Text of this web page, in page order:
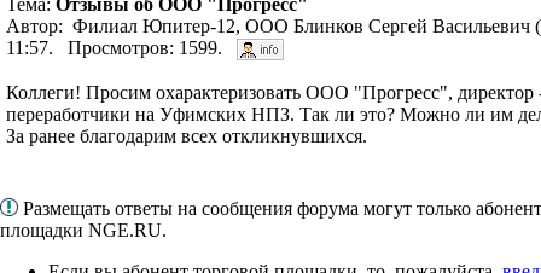
Автор: Филиал Юпитер-12, ООО Блинков Сергей Васильевич (
11:57. Просмотров: 1599.
Коллеги! Просим охарактеризовать ООО "Прогресс",
переработчики на Уфимских НПЗ. Так ли это? Можно ли им
За ранее благодарим всех откликнувшихся.
Размещать ответы на сообщения форума могут только
площадки NGE.RU.